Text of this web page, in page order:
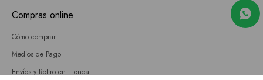
Compras online
Cómo comprar
Medios de Pago
Envíos y Retiro en Tienda